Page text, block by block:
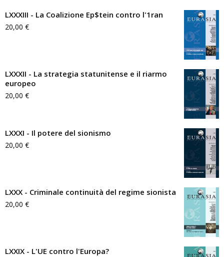
LXXXIII - La Coalizione Ep$tein contro l'1ran
20,00 €
LXXXII - La strategia statunitense e il riarmo
europeo
20,00 €
LXXXI - Il potere del sionismo
20,00 €
LXXX - Criminale continuità del regime sionista
20,00 €
LXXIX - L'UE contro l'Europa?